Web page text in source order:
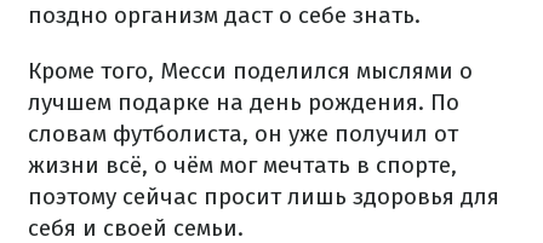
поздно организм даст о себе знать.
Кроме того, Месси поделился мыслями о
лучшем подарке на день рождения. По
словам футболиста, он уже получил от
жизни всё, о чём мог мечтать в спорте,
поэтому сейчас просит лишь здоровья для
себя и своей семьи.